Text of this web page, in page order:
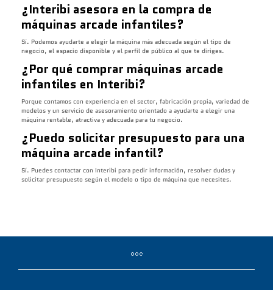
¿Interibi asesora en la compra de
máquinas arcade infantiles?
Sí. Podemos ayudarte a elegir la máquina más adecuada según el tipo de
negocio, el espacio disponible y el perfil de público al que te diriges.
¿Por qué comprar máquinas arcade
infantiles en Interibi?
Porque contamos con experiencia en el sector, fabricación propia, variedad de
modelos y un servicio de asesoramiento orientado a ayudarte a elegir una
máquina rentable, atractiva y adecuada para tu negocio.
¿Puedo solicitar presupuesto para una
máquina arcade infantil?
Sí. Puedes contactar con Interibi para pedir información, resolver dudas y
solicitar presupuesto según el modelo o tipo de máquina que necesites.